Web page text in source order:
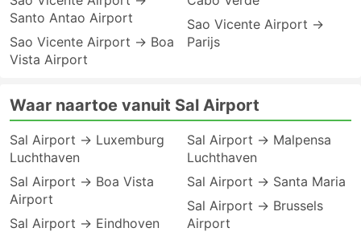
Santo Antao Airport
Sao Vicente Airport → Boa
Vista Airport
Sao Vicente Airport →
Parijs
Waar naartoe vanuit Sal Airport
Sal Airport → Luxemburg
Luchthaven
Sal Airport → Boa Vista
Airport
Sal Airport → Eindhoven
Sal Airport → Malpensa
Luchthaven
Sal Airport → Santa Maria
Sal Airport → Brussels
Airport